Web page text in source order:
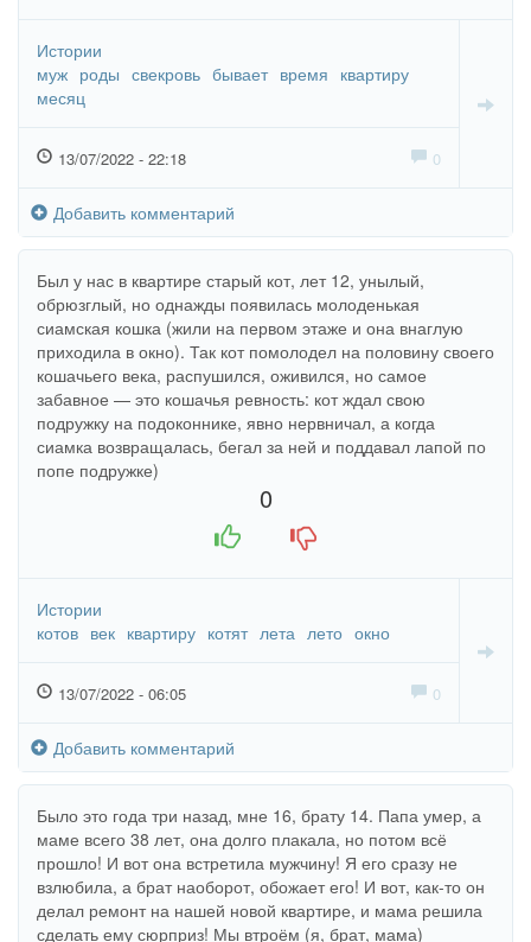
Истории
муж роды свекровь бывает время квартиру
месяц
13/07/2022 - 22:18 0
Добавить комментарий
Был у нас в квартире старый кот, лет 12, унылый,
обрюзглый, но однажды появилась молоденькая
сиамская кошка (жили на первом этаже и она внаглую
приходила в окно). Так кот помолодел на половину своего
кошачьего века, распушился, оживился, но самое
забавное — это кошачья ревность: кот ждал свою
подружку на подоконнике, явно нервничал, а когда
сиамка возвращалась, бегал за ней и поддавал лапой по
попе подружке)
0
Истории
котов век квартиру котят лета лето окно
13/07/2022 - 06:05 0
Добавить комментарий
Было это года три назад, мне 16, брату 14. Папа умер, а
маме всего 38 лет, она долго плакала, но потом всё
прошло! И вот она встретила мужчину! Я его сразу не
взлюбила, а брат наоборот, обожает его! И вот, как-то он
делал ремонт на нашей новой квартире, и мама решила
сделать ему сюрприз! Мы втроём (я, брат, мама)